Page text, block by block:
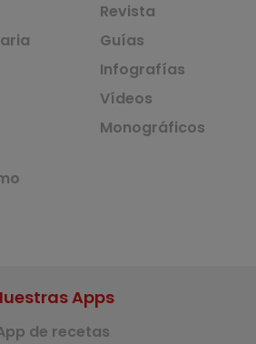
Revista
Guías
Infografías
Vídeos
Monográficos
Apps
de recetas